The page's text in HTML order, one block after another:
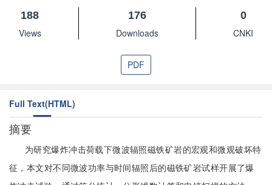
188
Views
176
Downloads
0
CNKI
PDF
Full Text(HTML)
摘要
为研究爆炸冲击荷载下微波辐照磁铁矿岩的宏观和微观破坏特
征，本文对不同微波功率与时间辐照后的磁铁矿岩试样开展了爆